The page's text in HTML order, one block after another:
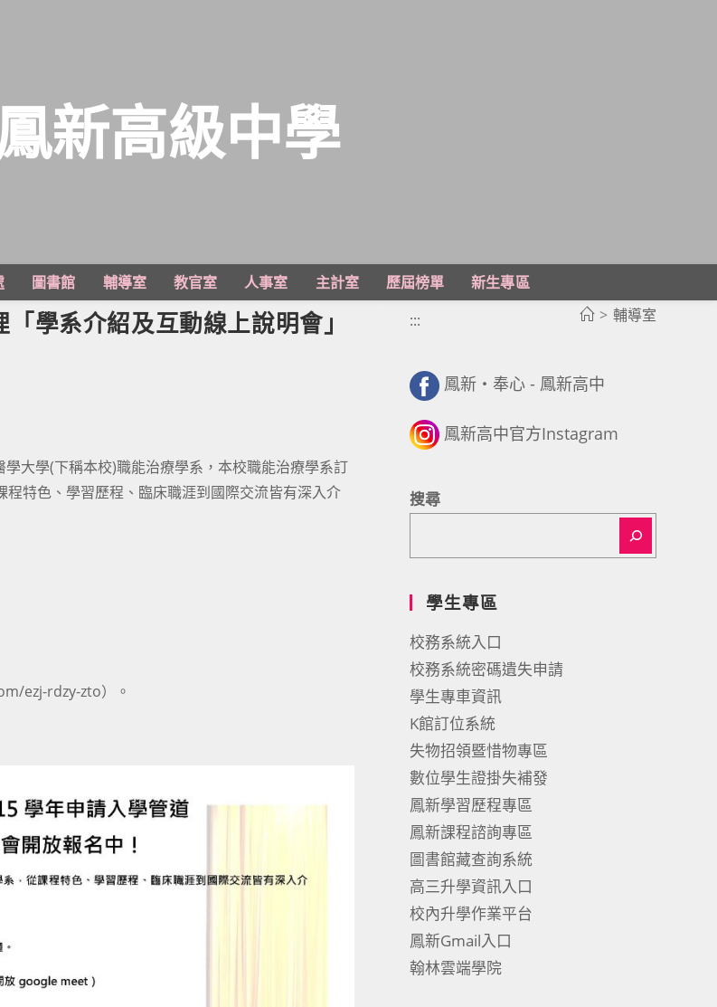
新高級中學
圖書館 輔導室 教官室 人事室 主計室 歷屆榜單
新生專區
> 輔導室
學系介紹及互動線上說明會」
大學(下稱本校)職能治療學系，本校職能治療學系訂
特色、學習歷程、臨床職涯到國際交流皆有深入介
ezj-rdzy-zto）。
:::
鳳新・奉心 - 鳳新高中
鳳新高中官方Instagram
搜尋
學生專區
校務系統入口
校務系統密碼遺失申請
學生專車資訊
K館訂位系統
失物招領暨惜物專區
數位學生證掛失補發
鳳新學習歷程專區
鳳新課程諮詢專區
圖書館藏查詢系統
高三升學資訊入口
校內升學作業平台
鳳新Gmail入口
翰林雲端學院